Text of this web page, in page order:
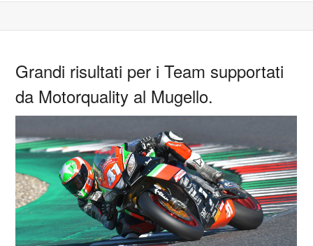
Grandi risultati per i Team supportati
da Motorquality al Mugello.